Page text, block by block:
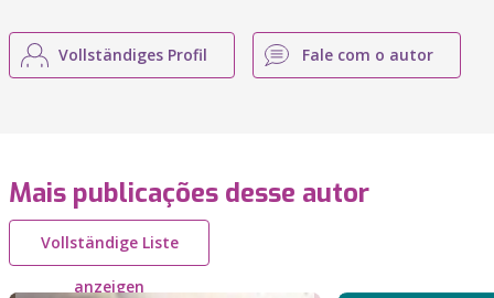
Vollständiges Profil Fale com o autor
Mais publicações desse autor
Vollständige Liste
anzeigen